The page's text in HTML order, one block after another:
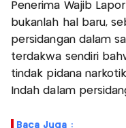
Penerima Wajib
bukanlah hal baru,
persidangan dalam
terdakwa sendiri
tindak pidana
Indah dalam
Baca Juga :